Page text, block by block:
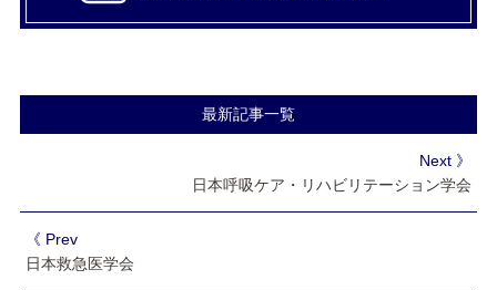
最新記事一覧
Next 》
日本呼吸ケア・リハビリテーション学会
《 Prev
日本救急医学会